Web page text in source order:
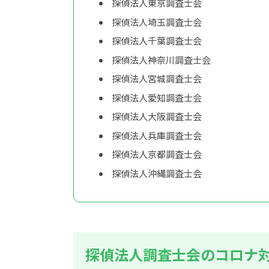
探偵法人東京調査士会
探偵法人埼玉調査士会
探偵法人千葉調査士会
探偵法人神奈川調査士会
探偵法人宮城調査士会
探偵法人愛知調査士会
探偵法人大阪調査士会
探偵法人兵庫調査士会
探偵法人京都調査士会
探偵法人沖縄調査士会
探偵法人調査士会のコロナ